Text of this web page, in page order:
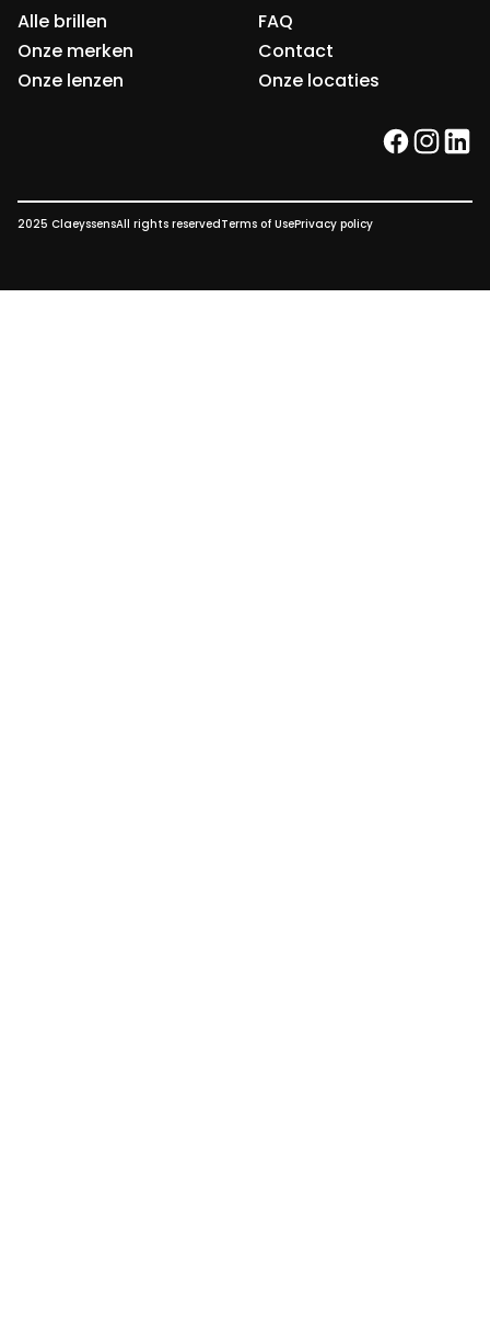
Alle brillen
Onze merken
Onze lenzen
FAQ
Contact
Onze locaties
facebook
2025 ClaeyssensAll rights reservedTerms of UsePrivacy policy